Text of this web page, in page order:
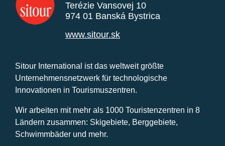
Terézie Vansovej 10
974 01 Banská Bystrica
www.sitour.sk
Sitour International ist das weltweit größte
Unternehmensnetzwerk für technologische
Innovationen in Tourismuszentren.
Wir arbeiten mit mehr als 1000 Touristenzentren in 8
Ländern zusammen: Skigebiete, Berggebiete,
Schwimmbäder und mehr.